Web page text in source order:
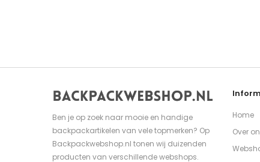
Ben je op zoek naar mooie en handige
backpackartikelen van vele topmerken? Op
Backpackwebshop.nl tonen wij duizenden
producten van verschillende webshops.
Home
Over